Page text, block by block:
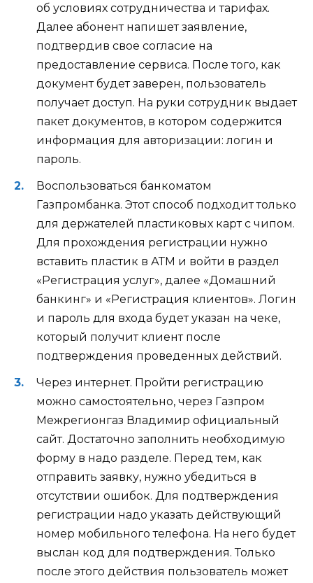
об условиях сотрудничества и тарифах.
Далее абонент напишет заявление,
подтвердив свое согласие на
предоставление сервиса. После того, как
документ будет заверен, пользователь
получает доступ. На руки сотрудник выдает
пакет документов, в котором содержится
информация для авторизации: логин и
пароль.
Воспользоваться банкоматом
Газпромбанка. Этот способ подходит только
для держателей пластиковых карт с чипом.
Для прохождения регистрации нужно
вставить пластик в АТМ и войти в раздел
«Регистрация услуг», далее «Домашний
банкинг» и «Регистрация клиентов». Логин
и пароль для входа будет указан на чеке,
который получит клиент после
подтверждения проведенных действий.
Через интернет. Пройти регистрацию
можно самостоятельно, через Газпром
Межрегионгаз Владимир официальный
сайт. Достаточно заполнить необходимую
форму в надо разделе. Перед тем, как
отправить заявку, нужно убедиться в
отсутствии ошибок. Для подтверждения
регистрации надо указать действующий
номер мобильного телефона. На него будет
выслан код для подтверждения. Только
после этого действия пользователь может